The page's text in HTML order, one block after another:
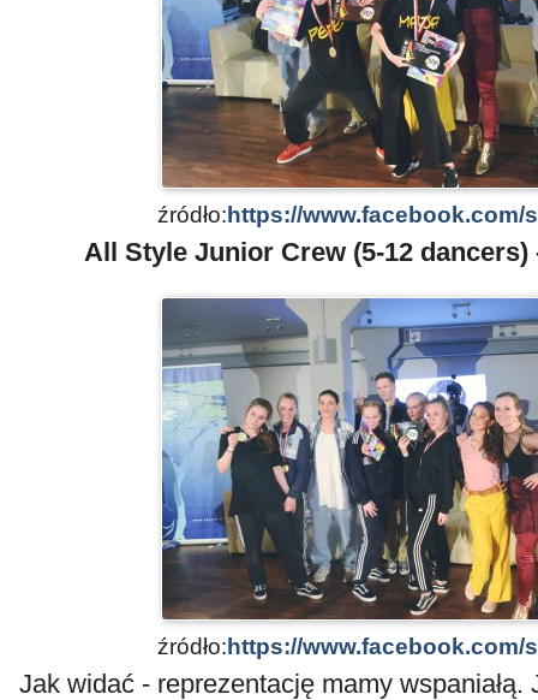
źródło:https://www.facebook.com/
All Style Junior Crew (5-12 dancers)
źródło:https://www.facebook.com/
Jak widać - reprezentację mamy